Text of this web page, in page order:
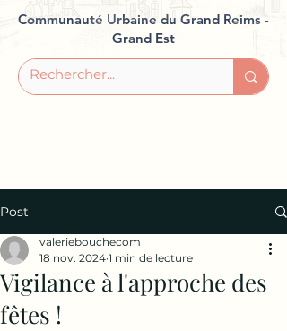
Communauté Urbaine du Grand Reims -
Grand Est
Post
Vigilance à l'approche des
fêtes !
valeriebouchecom
18 nov. 2024 1 min de lecture